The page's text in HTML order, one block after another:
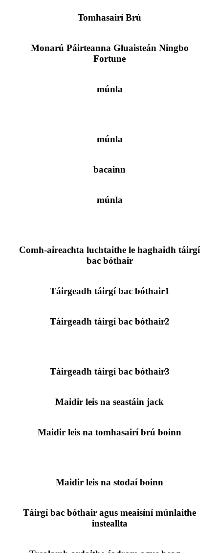
Tomhasairí Brú
Monarú Páirteanna Gluaisteán Ningbo
Fortune
múnla
múnla
bacainn
múnla
Comh-aireachta luchtaithe le haghaidh táirgí
bac bóthair
Táirgeadh táirgí bac bóthair1
Táirgeadh táirgí bac bóthair2
Táirgeadh táirgí bac bóthair3
Maidir leis na seastáin jack
Maidir leis na tomhasairí brú boinn
Maidir leis na stodaí boinn
Táirgí bac bóthair agus meaisíní múnlaithe
insteallta